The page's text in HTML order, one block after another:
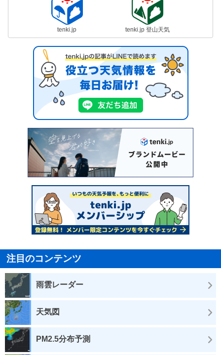
tenki.jp tenki.jp 登山天気
注目のコンテンツ
雨雲レーダー
天気図
PM2.5分布予測